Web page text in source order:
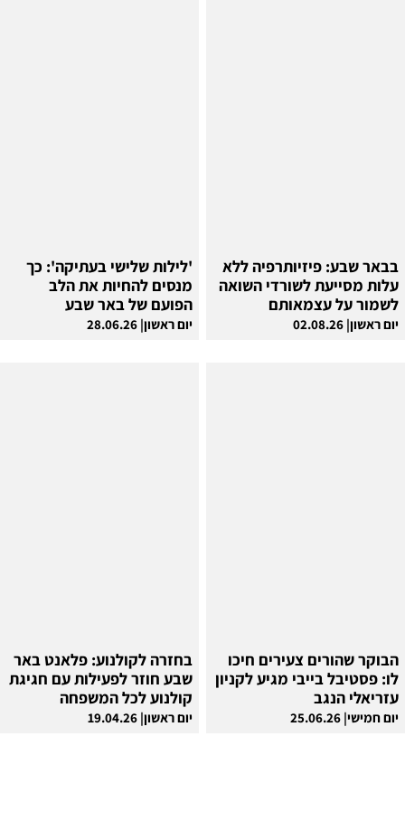
בבאר שבע: פיזיותרפיה ללא
עלות מסייעת לשורדי השואה
לשמור על עצמאותם
יום ראשון| 02.08.26
'לילות שלישי בעתיקה': כך
מנסים להחיות את הלב
הפועם של באר שבע
יום ראשון| 28.06.26
הבוקר שהורים צעירים חיכו
לו: פסטיבל בייבי מגיע לקניון
עזריאלי הנגב
יום חמישי| 25.06.26
בחזרה לקולנוע: פלאנט באר
שבע חוזר לפעילות עם חגיגת
קולנוע לכל המשפחה
יום ראשון| 19.04.26